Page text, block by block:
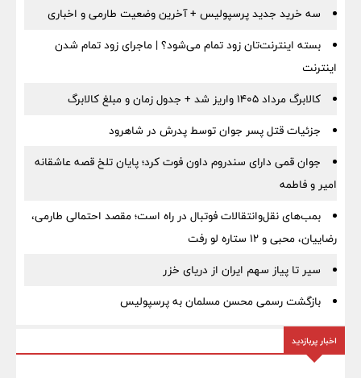
سه خرید جدید پرسپولیس + آخرین وضعیت طارمی و اخباری
بسته اینترنت‌تان زود تمام می‌شود؟ | ماجرای زود تمام شدن
اینترنت
کالابرگ مرداد ۱۴۰۵ واریز شد + جدول زمان و مبلغ کالابرگ
جزئیات قتل پسر جوان توسط پدرش در شاهرود
جوان قمی دارای سندروم داون فوت کرد؛ پایان تلخ قصه عاشقانه
امیر و فاطمه
بمب‌های نقل‌وانتقالات فوتبال در راه است؛ مقصد احتمالی طارمی،
رضاییان، محبی و ۱۲ ستاره لو رفت
سیر تا پیاز سهم ایران از دریای خزر
بازگشت رسمی محسن مسلمان به پرسپولیس
اخبار پربازدید